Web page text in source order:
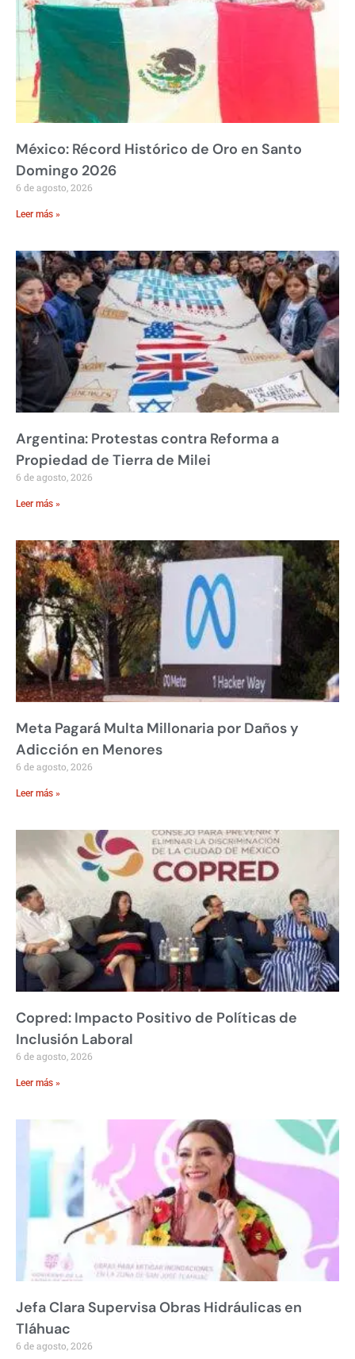
México: Récord Histórico de Oro en Santo
Domingo 2026
6 de agosto, 2026
Leer más »
Argentina: Protestas contra Reforma a
Propiedad de Tierra de Milei
6 de agosto, 2026
Leer más »
Meta Pagará Multa Millonaria por Daños y
Adicción en Menores
6 de agosto, 2026
Leer más »
Copred: Impacto Positivo de Políticas de
Inclusión Laboral
6 de agosto, 2026
Leer más »
Jefa Clara Supervisa Obras Hidráulicas en
Tláhuac
6 de agosto, 2026